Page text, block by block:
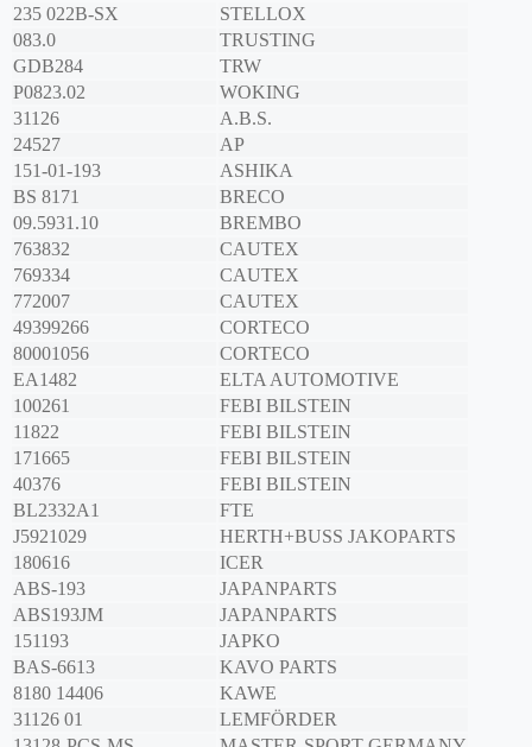
235 022B-SX
STELLOX
083.0
TRUSTING
GDB284
TRW
P0823.02
WOKING
31126
A.B.S.
24527
AP
151-01-193
ASHIKA
BS 8171
BRECO
09.5931.10
BREMBO
763832
CAUTEX
769334
CAUTEX
772007
CAUTEX
49399266
CORTECO
80001056
CORTECO
EA1482
ELTA AUTOMOTIVE
100261
FEBI BILSTEIN
11822
FEBI BILSTEIN
171665
FEBI BILSTEIN
40376
FEBI BILSTEIN
BL2332A1
FTE
J5921029
HERTH+BUSS JAKOPARTS
180616
ICER
ABS-193
JAPANPARTS
ABS193JM
JAPANPARTS
151193
JAPKO
BAS-6613
KAVO PARTS
8180 14406
KAWE
31126 01
LEMFÖRDER